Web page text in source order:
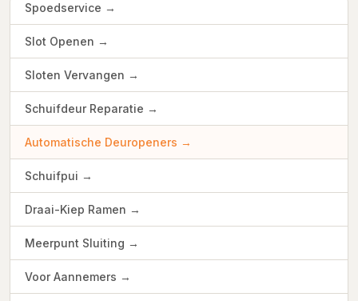
Spoedservice →
Slot Openen →
Sloten Vervangen →
Schuifdeur Reparatie →
Automatische Deuropeners →
Schuifpui →
Draai-Kiep Ramen →
Meerpunt Sluiting →
Voor Aannemers →